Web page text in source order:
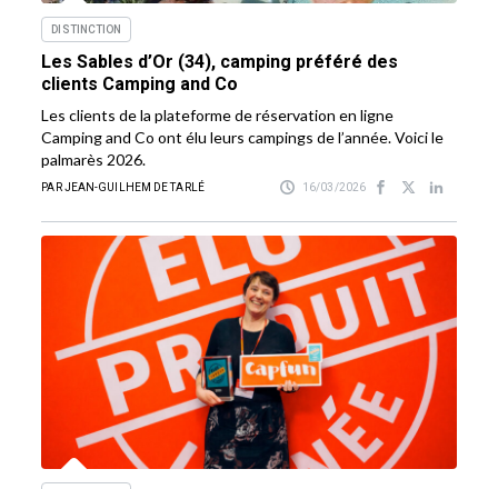
DISTINCTION
Les Sables d’Or (34), camping préféré des
clients Camping and Co
Les clients de la plateforme de réservation en ligne
Camping and Co ont élu leurs campings de l’année. Voici le
palmarès 2026.
PAR JEAN-GUILHEM DE TARLÉ 16/03/2026